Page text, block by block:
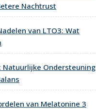
Nachtrust
van LTO3: Wat
Natuurlijke Ondersteuning
van Melatonine 3